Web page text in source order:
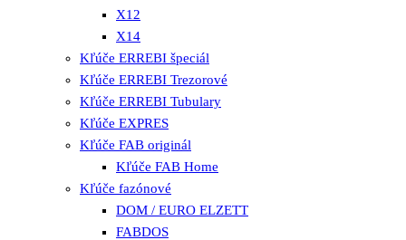
X12
X14
Kľúče ERREBI špeciál
Kľúče ERREBI Trezorové
Kľúče ERREBI Tubulary
Kľúče EXPRES
Kľúče FAB originál
Kľúče FAB Home
Kľúče fazónové
DOM / EURO ELZETT
FABDOS